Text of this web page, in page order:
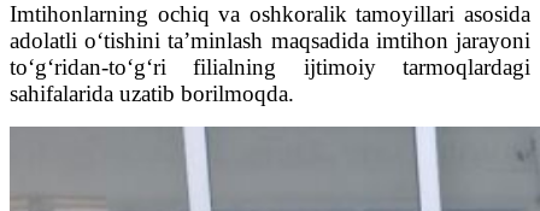
Imtihonlarning ochiq va oshkoralik tamoyillari asosida
adolatli o‘tishini ta’minlash maqsadida imtihon jarayoni
to‘g‘ridan-to‘g‘ri filialning ijtimoiy tarmoqlardagi
sahifalarida uzatib borilmoqda.